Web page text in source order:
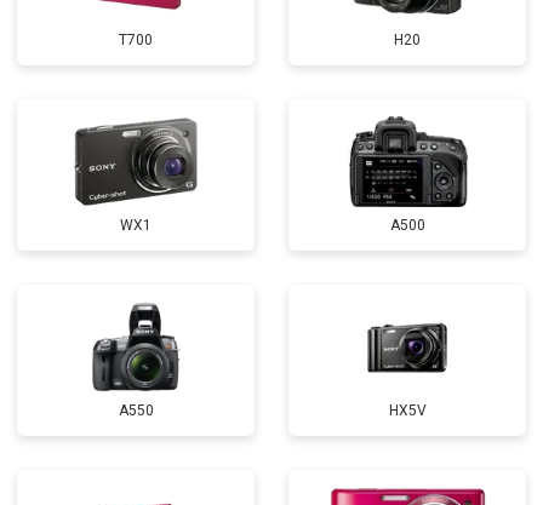
T700 H20
WX1 A500
A550 HX5V